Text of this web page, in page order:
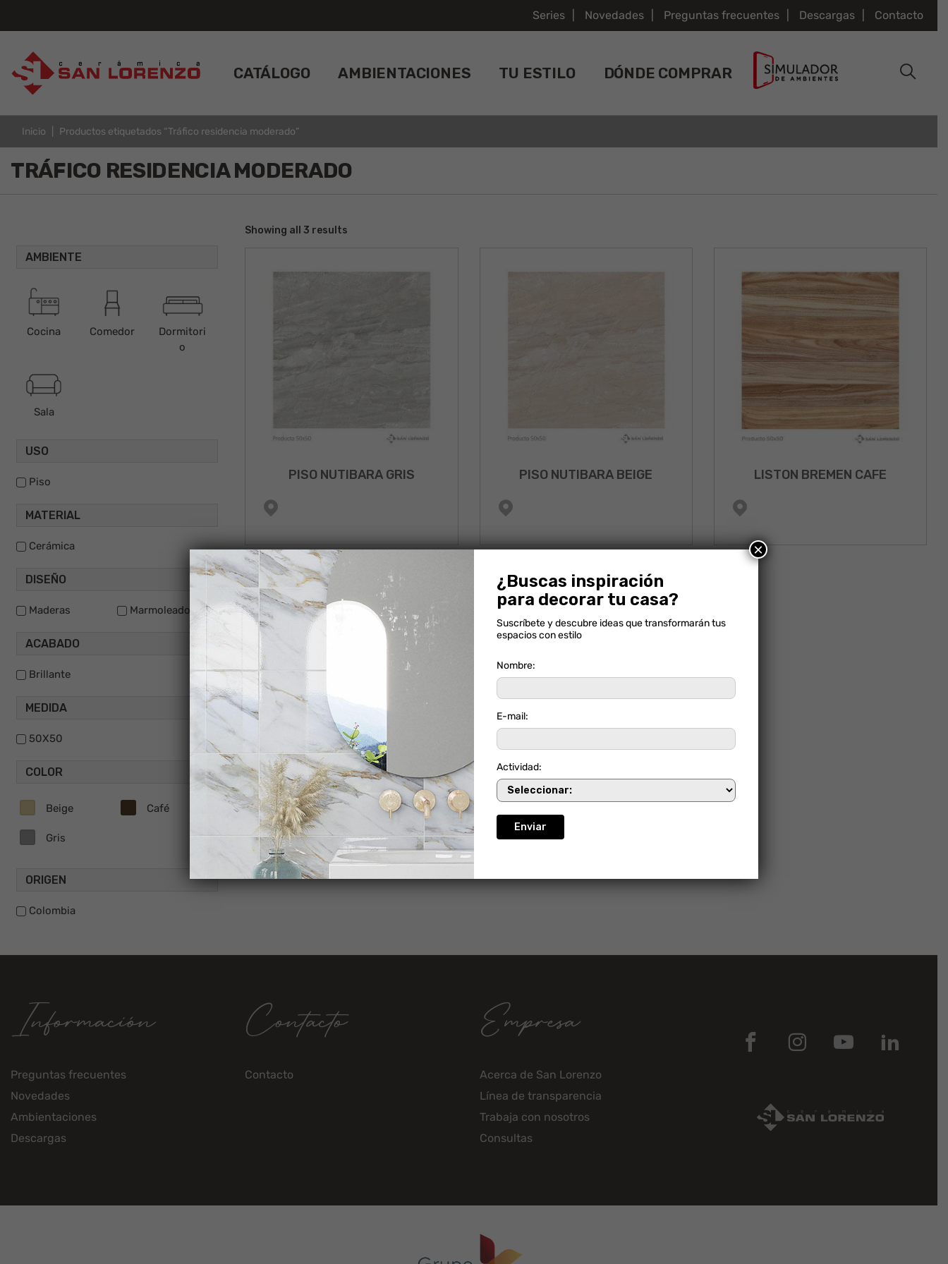
Series Novedades Preguntas frecuentes Descargas Contacto
CATÁLOGO AMBIENTACIONES TU ESTILO DÓNDE COMPRAR
Inicio Productos etiquetados “Tráfico residencia moderado”
TRÁFICO RESIDENCIA MODERADO
AMBIENTE
Cocina Comedor
Dormitori
o
Sala
USO
Piso
MATERIAL
Cerámica
DISEÑO
Maderas Marmoleados
ACABADO
Brillante
MEDIDA
50X50
COLOR
Beige Café
Gris
ORIGEN
Colombia
Showing all 3 results
PISO NUTIBARA GRIS PISO NUTIBARA BEIGE LISTON BREMEN CAFE
Información
Preguntas frecuentes
Novedades
Ambientaciones
Descargas
Contacto
Contacto
Empresa
Acerca de San Lorenzo
Línea de transparencia
Trabaja con nosotros
Consultas
¿Buscas inspiración
para decorar tu casa?
Suscríbete y descubre ideas que transformarán tus
espacios con estilo
Nombre:
E-mail:
Actividad:
×